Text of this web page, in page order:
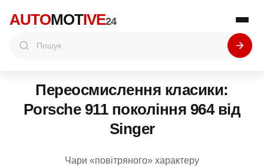
AUTOMOTIVE24
Переосмислення класики:
Porsche 911 покоління 964 від
Singer
Чари «повітряного» характеру